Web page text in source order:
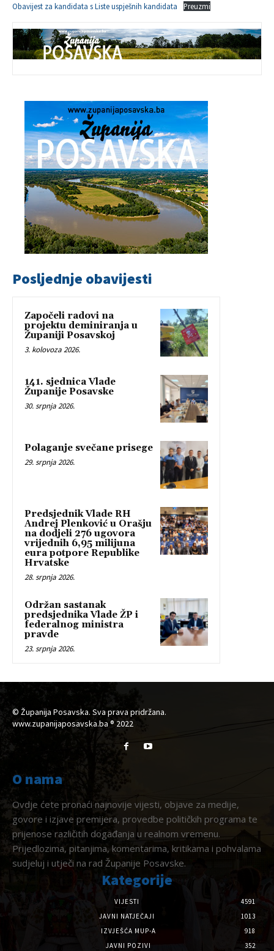
Obavijest za kandidata s Liste uspješnih kandidata Preuzmi
Posljednje obavijesti
Započeli radovi na
projektu deminiranja u
Županiji Posavskoj
3. kolovoza 2026.
141. sjednica Vlade
Županije Posavske
30. srpnja 2026.
Polaganje svečane prisege
29. srpnja 2026.
Predsjednik Vlade RH
Andrej Plenković u Orašju
na dodjeli 276 ugovora
vrijednih 6,95 milijuna
eura potpore Republike
Hrvatske
28. srpnja 2026.
Održan sastanak
predsjednika Vlade ŽP i
federalnog ministra
pravde
23. srpnja 2026.
© Županija Posavska. Sva prava pridržana.
www.zupanijaposavska.ba ® 2022
O nama
Ovdje ćete pronaći najnovije vijesti, objave za medije,
govore i izjave premijera, provedbe političkih programa te
prijenose različitih događanja u realnom vremenu.
Prijedlozima, pitanjima, komentarima, kritikama i pohvalama
sudjeluj i utječi na rad Županije Posavske.
Kategorije
VIJESTI
4591
JAVNI NATJEČAJI
1013
IZVJEŠĆA MUP-A
918
JAVNI POZIVI
352